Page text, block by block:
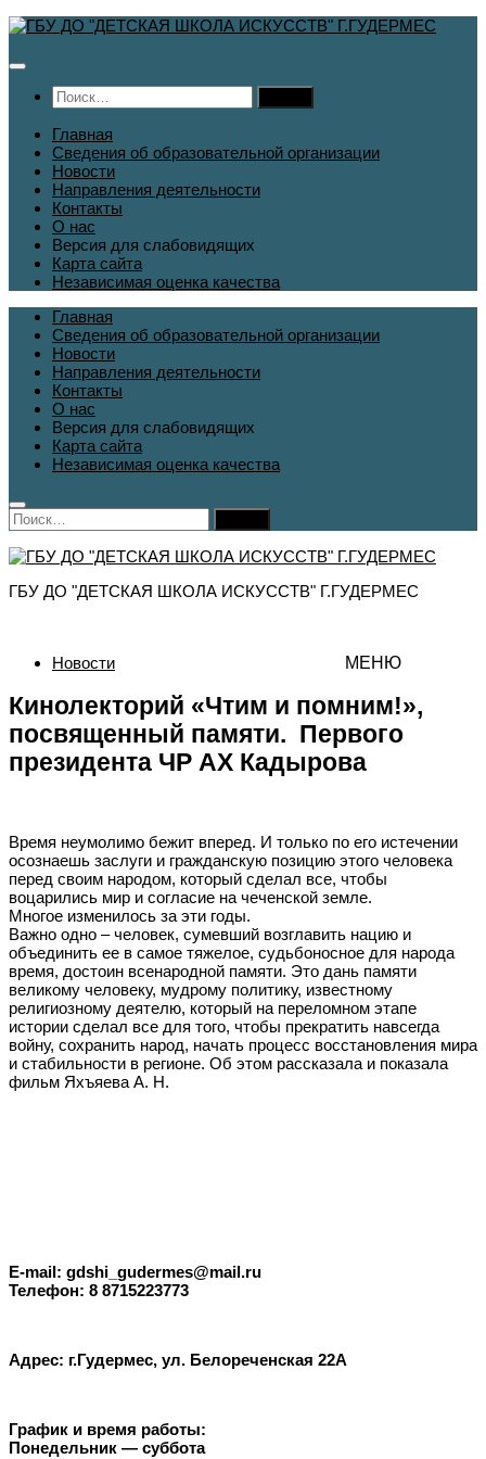
Перейти
содержимому
Найти:
Главная
Сведения об образовательной организации
Новости
Направления деятельности
Контакты
О нас
Версия для слабовидящих
Карта сайта
Независимая оценка качества
Главная
Сведения об образовательной организации
Новости
Направления деятельности
Контакты
О нас
Версия для слабовидящих
Карта сайта
Независимая оценка качества
Найти:
ГБУ ДО "ДЕТСКАЯ ШКОЛА ИСКУССТВ" Г.ГУДЕРМЕС
МЕНЮ
Новости
Кинолекторий «Чтим и помним!»,
посвященный памяти. Первого
президента ЧР АХ Кадырова
Время неумолимо бежит вперед. И только по его истечении
осознаешь заслуги и гражданскую позицию этого человека
перед своим народом, который сделал все, чтобы
воцарились мир и согласие на чеченской земле.
Многое изменилось за эти годы.
Важно одно – человек, сумевший возглавить нацию и
объединить ее в самое тяжелое, судьбоносное для народа
время, достоин всенародной памяти. Это дань памяти
великому человеку, мудрому политику, известному
религиозному деятелю, который на переломном этапе
истории сделал все для того, чтобы прекратить навсегда
войну, сохранить народ, начать процесс восстановления мира
и стабильности в регионе. Об этом рассказала и показала
фильм Яхъяева А. Н.
E-mail: gdshi_gudermes@mail.ru
Телефон: 8 8715223773
Адрес: г.Гудермес, ул. Белореченская 22А
График и время работы:
Понедельник — суббота